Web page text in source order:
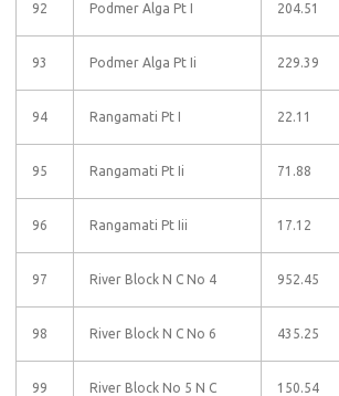
92 Podmer Alga Pt I 204.51
93 Podmer Alga Pt Ii 229.39
94 Rangamati Pt I 22.11
95 Rangamati Pt Ii 71.88
96 Rangamati Pt Iii 17.12
97 River Block N C No 4 952.45
98 River Block N C No 6 435.25
99 River Block No 5 N C 150.54